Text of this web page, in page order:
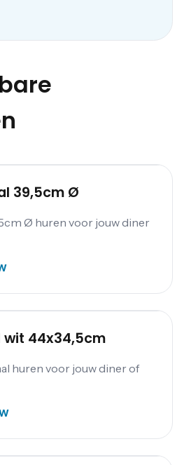
39,5cm Ø
Ø huren voor jouw diner
44x34,5cm
huren voor jouw diner of